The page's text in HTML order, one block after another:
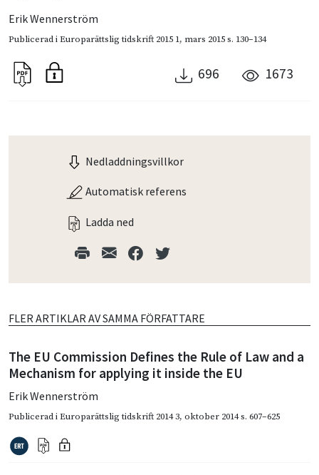
Erik Wennerström
Publicerad iEuroparättslig tidskrift 2015 1, mars 2015s. 130–134
696 1673
Nedladdningsvillkor
Automatisk referens
Ladda ned
FLER ARTIKLAR AV SAMMA FÖRFATTARE
The EU Commission Defines the Rule of Law and a
Mechanism for applying it inside the EU
Erik Wennerström
Publicerad iEuroparättslig tidskrift 2014 3, oktober 2014s. 607–625